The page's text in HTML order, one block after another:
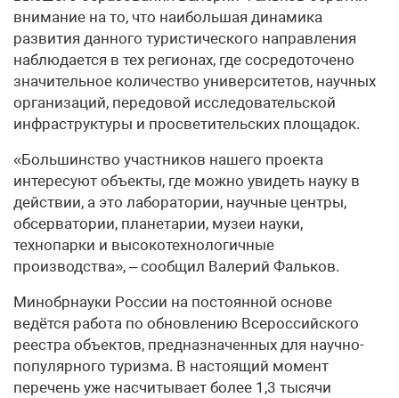
внимание на то, что наибольшая динамика
развития данного туристического направления
наблюдается в тех регионах, где сосредоточено
значительное количество университетов, научных
организаций, передовой исследовательской
инфраструктуры и просветительских площадок.
«Большинство участников нашего проекта
интересуют объекты, где можно увидеть науку в
действии, а это лаборатории, научные центры,
обсерватории, планетарии, музеи науки,
технопарки и высокотехнологичные
производства», – сообщил Валерий Фальков.
Минобрнауки России на постоянной основе
ведётся работа по обновлению Всероссийского
реестра объектов, предназначенных для научно-
популярного туризма. В настоящий момент
перечень уже насчитывает более 1,3 тысячи